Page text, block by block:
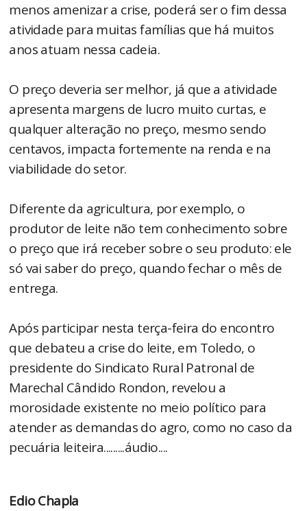
menos amenizar a crise, poderá ser o fim dessa
atividade para muitas famílias que há muitos
anos atuam nessa cadeia.
O preço deveria ser melhor, já que a atividade
apresenta margens de lucro muito curtas, e
qualquer alteração no preço, mesmo sendo
centavos, impacta fortemente na renda e na
viabilidade do setor.
Diferente da agricultura, por exemplo, o
produtor de leite não tem conhecimento sobre
o preço que irá receber sobre o seu produto: ele
só vai saber do preço, quando fechar o mês de
entrega.
Após participar nesta terça-feira do encontro
que debateu a crise do leite, em Toledo, o
presidente do Sindicato Rural Patronal de
Marechal Cândido Rondon, revelou a
morosidade existente no meio político para
atender as demandas do agro, como no caso da
pecuária leiteira.........áudio....
Edio Chapla